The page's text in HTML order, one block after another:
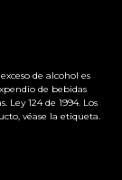
de alcohol es
de bebidas
124 de 1994. Los
véase la etiqueta.